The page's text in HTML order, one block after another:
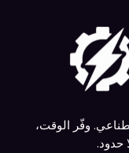
وفّر الوقت،
حدود.